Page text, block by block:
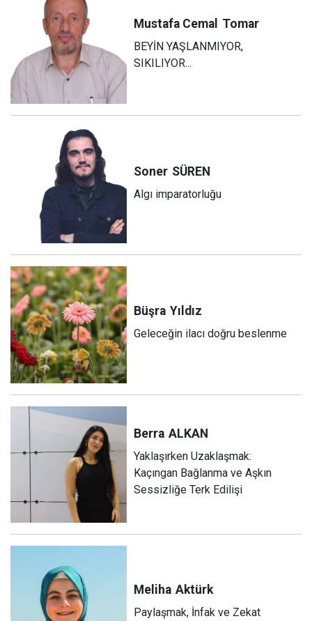
Mustafa Cemal Tomar
BEYİN YAŞLANMIYOR,
SIKILIYOR...
Soner SÜREN
Algı imparatorluğu
Büşra Yıldız
Geleceğin ilacı doğru beslenme
Berra ALKAN
Yaklaşırken Uzaklaşmak:
Kaçıngan Bağlanma ve Aşkın
Sessizliğe Terk Edilişi
Meliha Aktürk
Paylaşmak, İnfak ve Zekat